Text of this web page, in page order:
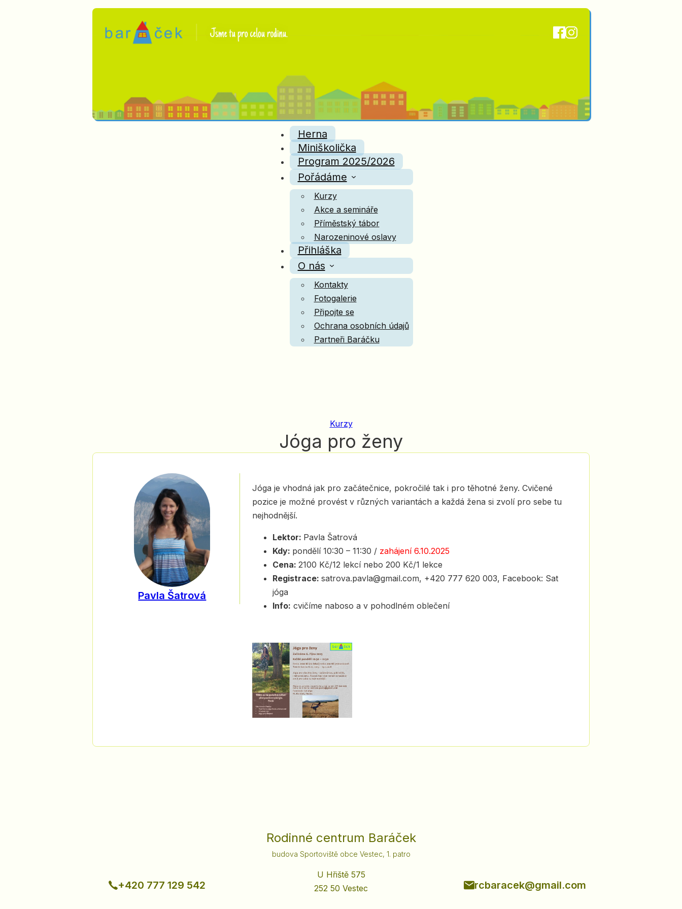
Herna
Miniškolička
Program 2025/2026
Pořádáme
Kurzy
Akce a semináře
Příměstský tábor
Narozeninové oslavy
Přihláška
O nás
Kontakty
Fotogalerie
Připojte se
Ochrana osobních údajů
Partneři Baráčku
Kurzy
Jóga pro ženy
Pavla Šatrová
Jóga je vhodná jak pro začátečnice, pokročilé tak i pro těhotné ženy. Cvičené
pozice je možné provést v různých variantách a každá žena si zvolí pro sebe tu
nejhodnější.
Lektor: Pavla Šatrová
Kdy: pondělí 10:30 – 11:30 / zahájení 6.10.2025
Cena: 2100 Kč/12 lekcí nebo 200 Kč/1 lekce
Registrace: satrova.pavla@gmail.com, +420 777 620 003, Facebook: Sat
jóga
Info: cvičíme naboso a v pohodlném oblečení
+420 777 129 542
Rodinné centrum Baráček
budova Sportoviště obce Vestec, 1. patro
U Hřiště 575
252 50 Vestec
rcbaracek@gmail.com